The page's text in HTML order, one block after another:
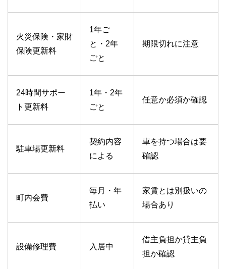
火災保険・家財
保険更新料
1年ご
と・2年
ごと
期限切れに注意
24時間サポー
ト更新料
1年・2年
ごと
任意か必須か確認
駐車場更新料
契約内容
による
車を持つ場合は要
確認
町内会費
毎月・年
払い
家賃とは別扱いの
場合あり
設備修理費 入居中
借主負担か貸主負
担か確認